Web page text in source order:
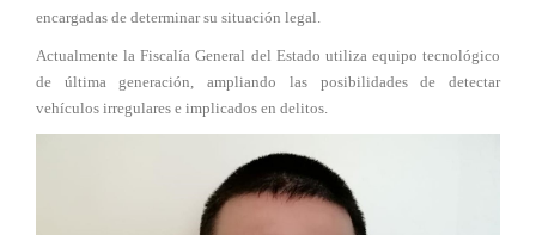
encargadas de determinar su situación legal.
Actualmente la Fiscalía General del Estado utiliza equipo tecnológico
de última generación, ampliando las posibilidades de detectar
vehículos irregulares e implicados en delitos.